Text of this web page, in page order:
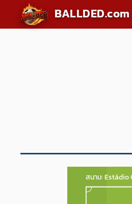
BALLDED.com
สนาม: